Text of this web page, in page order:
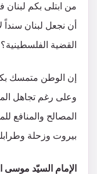
من ابتلى بكم لبنان
أن نجعل لبنان سنداً
القضية الفلسطينية؟
إن الوطن متمسك
وعلى رغم تجاهل
المصالح والمنافع
بيروت وزحلة
الإمام السيّد موسى